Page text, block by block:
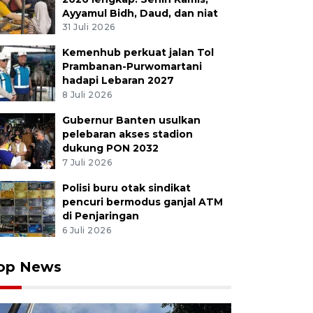
tangkis ganda putra Malaysia Goh Sze Fei (kanan)
pialanya usai mengalahkan ganda putra Indonesia
pada final Polytron Indonesia Open 2026 di Istora
Goh/Izzuddin menjadi usai menang rubber gim 13-
Fauzan/bar
Ayyamul Bidh, Daud, dan niat
31 Juli 2026
Kemenhub perkuat jalan Tol
Prambanan-Purwomartani
hadapi Lebaran 2027
8 Juli 2026
Gubernur Banten usulkan
pelebaran akses stadion
dukung PON 2032
7 Juli 2026
Polisi buru otak sindikat
pencuri bermodus ganjal ATM
di Penjaringan
6 Juli 2026
News